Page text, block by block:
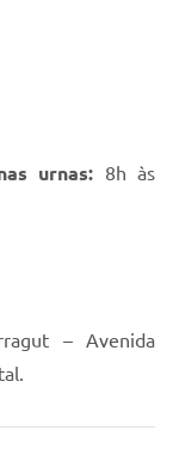
urnas: 8h às
– Avenida